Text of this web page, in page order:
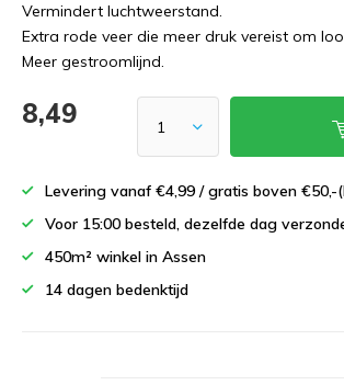
Vermindert luchtweerstand.
Extra rode veer die meer druk vereist om
Meer gestroomlijnd.
8,49
Levering vanaf €4,99 / gratis boven €50,-
Voor 15:00 besteld, dezelfde dag
450m² winkel in Assen
14 dagen bedenktijd